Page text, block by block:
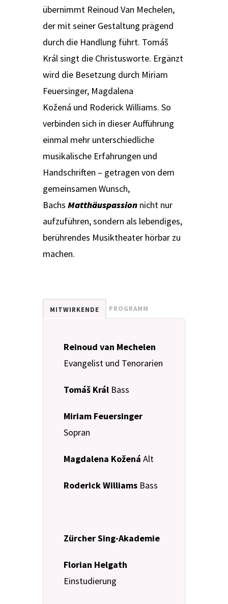
übernimmt Reinoud Van Mechelen,
der mit seiner Gestaltung prägend
durch die Handlung führt. Tomáš
Král singt die Christusworte. Ergänzt
wird die Besetzung durch Miriam
Feuersinger, Magdalena
Kožená und Roderick Williams. So
verbinden sich in dieser Aufführung
einmal mehr unterschiedliche
musikalische Erfahrungen und
Handschriften – getragen von dem
gemeinsamen Wunsch,
Bachs Matthäuspassion nicht nur
aufzuführen, sondern als lebendiges,
berührendes Musiktheater hörbar zu
machen.
MITWIRKENDE PROGRAMM
Reinoud van Mechelen
Evangelist und Tenorarien
Tomáš Král Bass
Miriam Feuersinger
Sopran
Magdalena Kožená Alt
Roderick Williams Bass
Zürcher Sing-Akademie
Florian Helgath
Einstudierung